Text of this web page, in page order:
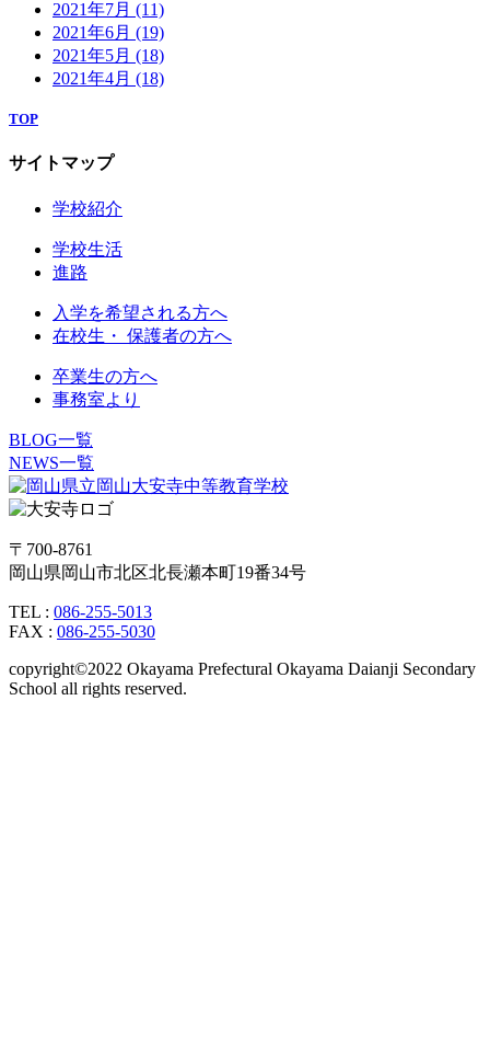
2021年7月 (11)
2021年6月 (19)
2021年5月 (18)
2021年4月 (18)
TOP
サイトマップ
学校紹介
学校生活
進路
入学を希望される方へ
在校生・ 保護者の方へ
卒業生の方へ
事務室より
BLOG一覧
NEWS一覧
〒700-8761
岡山県岡山市北区北長瀬本町19番34号
TEL : 086-255-5013
FAX : 086-255-5030
copyright©2022 Okayama Prefectural Okayama Daianji Secondary
School all rights reserved.